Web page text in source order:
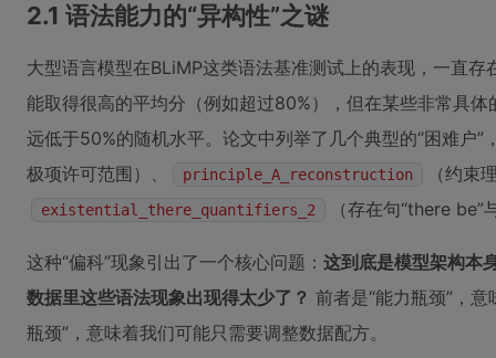
2.1 语法能力的“异构性”之谜
大型语言模型在BLiMP这类语法基准测试上的表现，一直
能取得很高的平均分（例如超过80%），但在某些非常具
远低于50%的随机水平。论文中列举了几个典型的“困难户”
极项许可范围）、
principle_A_reconstruction （约束
existential_there_quantifiers_2 （存在句“there
这种“偏科”现象引出了一个核心问题： 这到底是模型架构本
数据里这些语法现象出现得太少了？ 前者是“能力瓶颈”，
瓶颈”，意味着我们可能只需要调整数据配方。